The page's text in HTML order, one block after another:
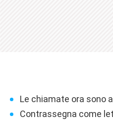
Le chiamate ora sono
Contrassegna come